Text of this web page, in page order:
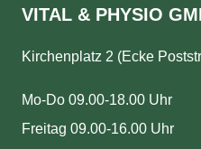
VITAL & PHYSIO
Kirchenplatz 2 (Ecke
Mo-Do 09.00-18.00 Uhr
Freitag 09.00-16.00 Uhr